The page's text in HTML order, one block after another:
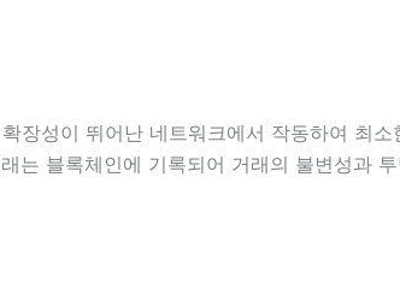
장성이 뛰어난 네트워크에서 작동하여 최소
는 블록체인에 기록되어 거래의 불변성과